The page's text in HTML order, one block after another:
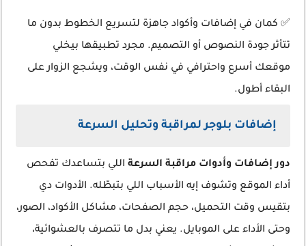
✅ كمان في إضافات وأكواد جاهزة لتسريع الخطوط بدون ما
تتأثر جودة النصوص أو التصميم. مجرد تطبيقها بيخلي
موقعك أسرع واحترافي في نفس الوقت، ويشجع الزوار على
البقاء أطول.
إضافات بلوجر لمراقبة وتحليل السرعة
دور إضافات وأدوات مراقبة السرعة اللي بتساعدك تفحص
أداء الموقع وتشوف إيه الأسباب اللي بتبطّله. الأدوات دي
بتقيس وقت التحميل، حجم الصفحات، مشاكل الأكواد، الصور،
وحتى الأداء على الموبايل. يعني بدل ما تتصرف بالعشوائية،